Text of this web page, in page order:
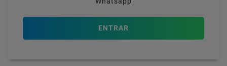
ENTRAR